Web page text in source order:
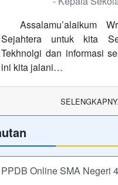
Assalamu’alaikum
Sejahtera untuk kita
Tekhnolgi dan informasi
ini kita jalani…
PPDB Online SMA Negeri